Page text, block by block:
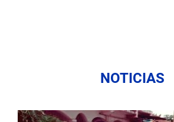
NOTICIAS